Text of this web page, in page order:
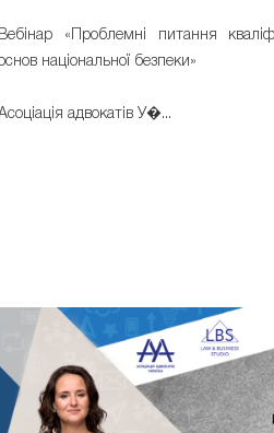
Вебінар «Проблемні питання
національної безпеки»
адвокатів У�...